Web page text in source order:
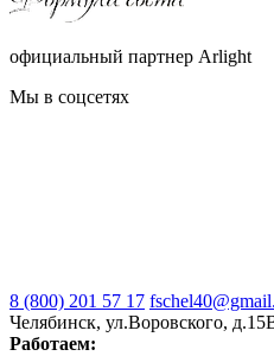
официальный партнер Arlight
Мы в соцсетях
8 (800) 201 57 17
Челябинск, ул.Воровского,
Работаем: